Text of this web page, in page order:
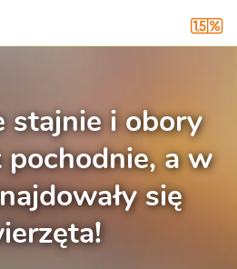
stajnie i obory
pochodnie, a w
się